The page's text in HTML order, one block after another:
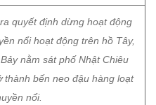
quyết định dừng hoạt động
nổi hoạt động trên hồ Tây,
nằm sát phố Nhật Chiêu
bến neo đậu hàng loạt
nổi.